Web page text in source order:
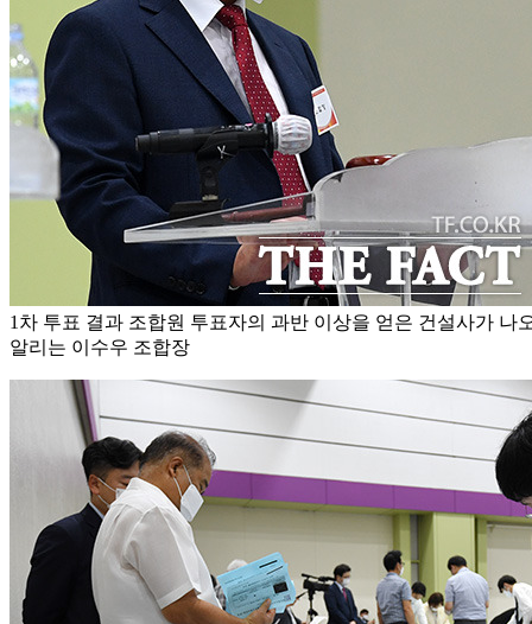
1차 투표 결과 조합원 투표자의 과반 이상을 얻은 건설사가 나
알리는 이수우 조합장